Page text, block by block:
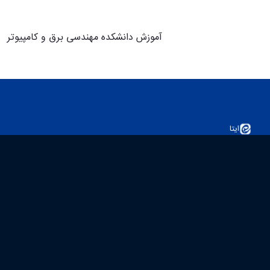
آموزش دانشکده مهندسی برق و کامپیوتر
ایتا